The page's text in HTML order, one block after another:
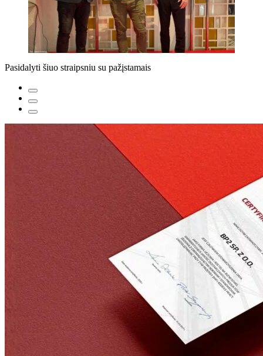
Pasidalyti šiuo straipsniu su pažįstamais